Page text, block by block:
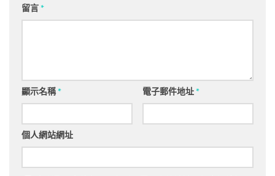
留言*
顯示名稱* 電子郵件地址*
個人網站網址